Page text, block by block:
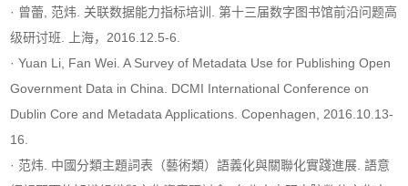
· 曾蕾, 范炜. 关联数据能力指标培训. 第十三届数字图书馆前沿问题高
级研讨班. 上海，2016.12.5-6.
· Yuan Li, Fan Wei. A Survey of Metadata Use for Publishing Open
Government Data in China. DCMI International Conference on
Dublin Core and Metadata Applications. Copenhagen, 2016.10.13-
16.
· 范炜. 中國分類主題詞表（藝術類）語義化與關聯化實踐進展. 語意